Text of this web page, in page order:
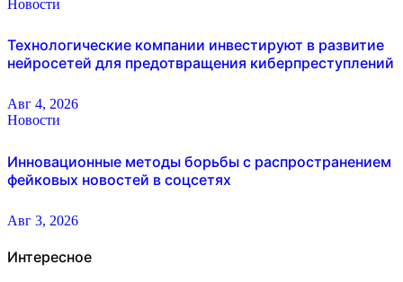
Новости
Технологические компании инвестируют в развитие
нейросетей для предотвращения киберпреступлений
Авг 4, 2026
Новости
Инновационные методы борьбы с распространением
фейковых новостей в соцсетях
Авг 3, 2026
Интересное